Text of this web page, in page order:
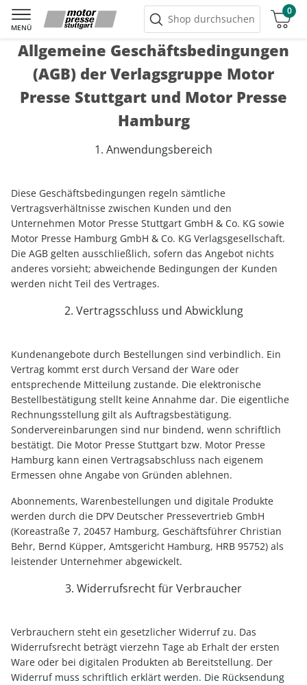
MENÜ
Shop durchsuchen
0
Warenkorb
Allgemeine Geschäftsbedingungen
(AGB) der Verlagsgruppe Motor
Presse Stuttgart und Motor Presse
Hamburg
1. Anwendungsbereich
Diese Geschäftsbedingungen regeln sämtliche
Vertragsverhältnisse zwischen Kunden und den
Unternehmen Motor Presse Stuttgart GmbH & Co. KG sowie
Motor Presse Hamburg GmbH & Co. KG Verlagsgesellschaft.
Die AGB gelten ausschließlich, sofern das Angebot nichts
anderes vorsieht; abweichende Bedingungen der Kunden
werden nicht Teil des Vertrages.
2. Vertragsschluss und Abwicklung
Kundenangebote durch Bestellungen sind verbindlich. Ein
Vertrag kommt erst durch Versand der Ware oder
entsprechende Mitteilung zustande. Die elektronische
Bestellbestätigung stellt keine Annahme dar. Die eigentliche
Rechnungsstellung gilt als Auftragsbestätigung.
Sondervereinbarungen sind nur bindend, wenn schriftlich
bestätigt. Die Motor Presse Stuttgart bzw. Motor Presse
Hamburg kann einen Vertragsabschluss nach eigenem
Ermessen ohne Angabe von Gründen ablehnen.
Abonnements, Warenbestellungen und digitale Produkte
werden durch die DPV Deutscher Pressevertrieb GmbH
(Koreastraße 7, 20457 Hamburg, Geschäftsführer Christian
Behr, Bernd Küpper, Amtsgericht Hamburg, HRB 95752) als
leistender Unternehmer abgewickelt.
3. Widerrufsrecht für Verbraucher
Verbrauchern steht ein gesetzlicher Widerruf zu. Das
Widerrufsrecht beträgt vierzehn Tage ab Erhalt der ersten
Ware oder bei digitalen Produkten ab Bereitstellung. Der
Widerruf muss schriftlich erklärt werden. Die Rücksendung